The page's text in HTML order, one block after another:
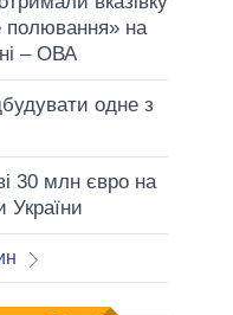
полювання» на
– ОВА
одне з
30 млн євро на
України